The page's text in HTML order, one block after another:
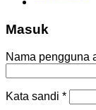
Masuk
Nama pengguna
Kata sandi *Wajib